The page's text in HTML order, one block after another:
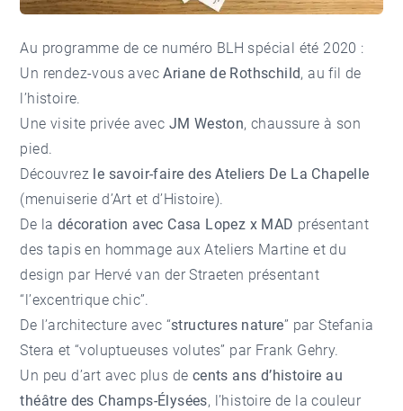
Au programme de ce numéro BLH spécial été 2020 :
Un rendez-vous avecAriane de Rothschild, au fil de
l’histoire.
Une visite privée avec JM Weston, chaussure à son
pied.
Découvrez le savoir-faire des Ateliers De La Chapelle
(menuiserie d’Art et d’Histoire).
De la décoration avec Casa Lopez x MAD présentant
des tapis en hommage aux Ateliers Martine et du
design par Hervé van der Straeten présentant
“l’excentrique chic”.
De l’architecture avec “structures nature” par Stefania
Stera et “voluptueuses volutes” par Frank Gehry.
Un peu d’art avec plus de cents ans d’histoire au
théâtre des Champs-Élysées, l’histoire de la couleur